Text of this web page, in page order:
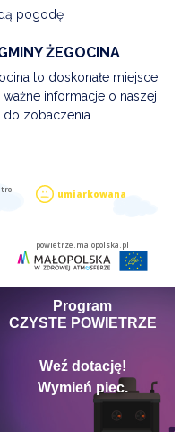
pogodę
ŻEGOCINA
to doskonałe miejsce
informacje o naszej
do zobaczenia.